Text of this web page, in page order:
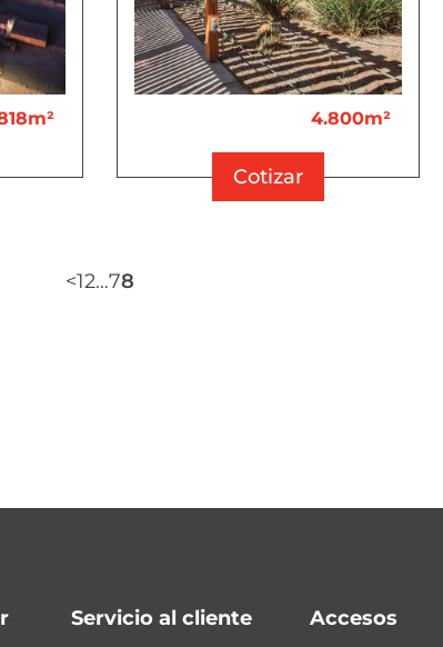
4.800m²
Cotizar
<12…78
Servicio al cliente Accesos